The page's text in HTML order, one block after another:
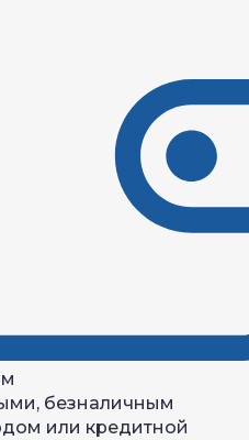
безналичным
или кредитной